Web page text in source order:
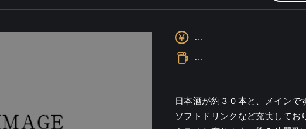
...
...
日本酒が約３０本と、メイン
ソフトドリンクなど充実してお